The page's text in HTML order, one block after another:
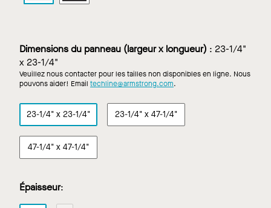
DYNAMAXDYNAMAX
Dimensions du panneau (largeur x longueur) : 23-1/4"
x 23-1/4"
Veuillez nous contacter pour les tailles non disponibles en ligne. Nous
pouvons aider! Email techline@armstrong.com.
23-1/4" x 23-1/4" 23-1/4" x 47-1/4"
47-1/4" x 47-1/4"
Épaisseur: